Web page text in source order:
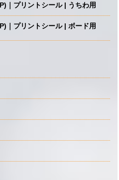
｜プリントシール | うちわ用
｜プリントシール | ボード用